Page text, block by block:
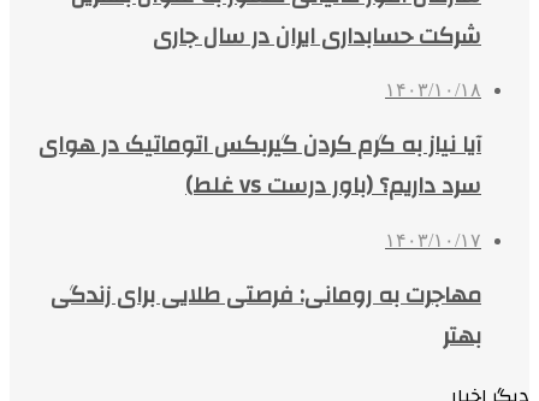
شرکت حسابداری ایران در سال جاری
۱۴۰۳/۱۰/۱۸
آیا نیاز به گرم کردن گیربکس اتوماتیک در هوای
سرد داریم؟ (باور درست vs غلط)
۱۴۰۳/۱۰/۱۷
مهاجرت به رومانی: فرصتی طلایی برای زندگی
بهتر